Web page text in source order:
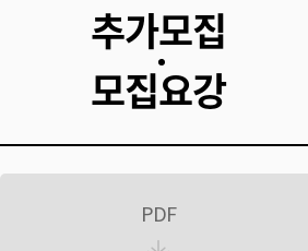
추가모집
모집요강
PDF